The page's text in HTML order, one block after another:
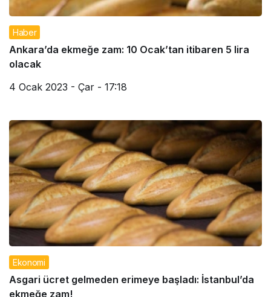
Haber
Ankara’da ekmeğe zam: 10 Ocak’tan itibaren 5 lira
olacak
4 Ocak 2023 - Çar - 17:18
Ekonomi
Asgari ücret gelmeden erimeye başladı: İstanbul’da
ekmeğe zam!